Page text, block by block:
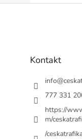
Kontakt
info@
777 331
https://
m/
/